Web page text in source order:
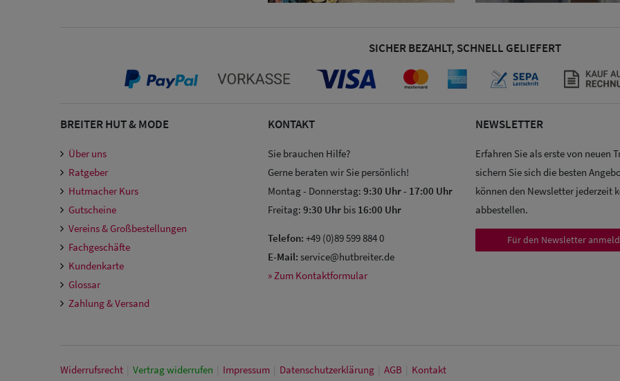
SICHER BEZAHLT, SCHNELL GELIEFERT
BREITER HUT & MODE
Über uns
Ratgeber
Hutmacher Kurs
Gutscheine
Vereins & Großbestellungen
Fachgeschäfte
Kundenkarte
Glossar
Zahlung & Versand
KONTAKT
Sie brauchen Hilfe?
Gerne beraten wir Sie persönlich!
Montag - Donnerstag: 9:30 Uhr- 17:00 Uhr
Freitag: 9:30 Uhr bis 16:00 Uhr
Telefon: +49 (0)89 599 884 0
E-Mail: service@hutbreiter.de
» Zum Kontaktformular
NEWSLETTER
Erfahren Sie als erste von neuen
sichern Sie sich die besten
können den Newsletter jederzeit
abbestellen.
Für den Newsletter
Widerrufs­recht Vertrag widerrufen Impressum Daten­schutz­erklärung AGB Kontakt